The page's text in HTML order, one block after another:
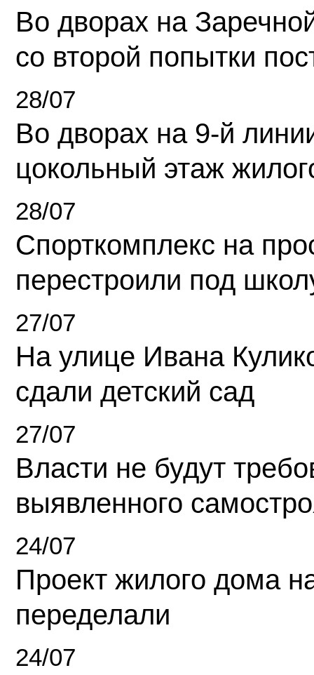
Во дворах на
со второй попытки
28/07
Во дворах на 9-й
цокольный этаж
28/07
Спорткомплекс на
перестроили под
27/07
На улице Ивана
сдали детский сад
27/07
Власти не будут
выявленного
24/07
Проект жилого дома
переделали
24/07